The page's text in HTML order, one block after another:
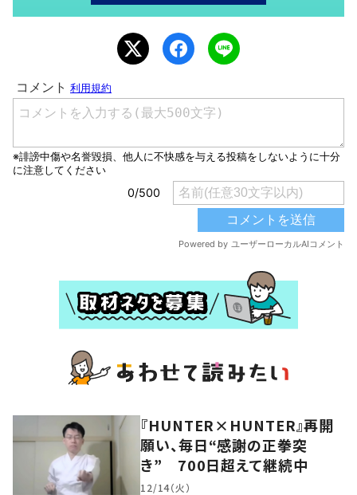
『HUNTER×HUNTER』再開
願い、毎日“感謝の正拳突
き” 700日超えて継続中
12/14（火）